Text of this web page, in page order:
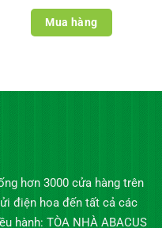
Mua hàng
hơn 3000 cửa hàng trên
điện hoa đến tất cả các
hành: TÒA NHÀ ABACUS